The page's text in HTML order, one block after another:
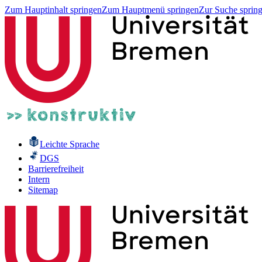
Zum Hauptinhalt springenZum Hauptmenü springenZur Suche
Leichte Sprache
DGS
Barrierefreiheit
Intern
Sitemap